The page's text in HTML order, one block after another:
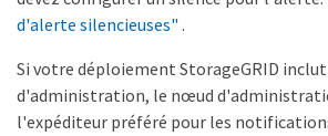
d'alerte silencieuses" .
Si votre déploiement StorageGRID
d'administration, le nœud
l'expéditeur préféré pour les